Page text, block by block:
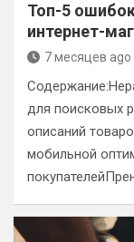
Топ-5
интернет-
7 месяцев ago
для поисковых
описаний
мобильной